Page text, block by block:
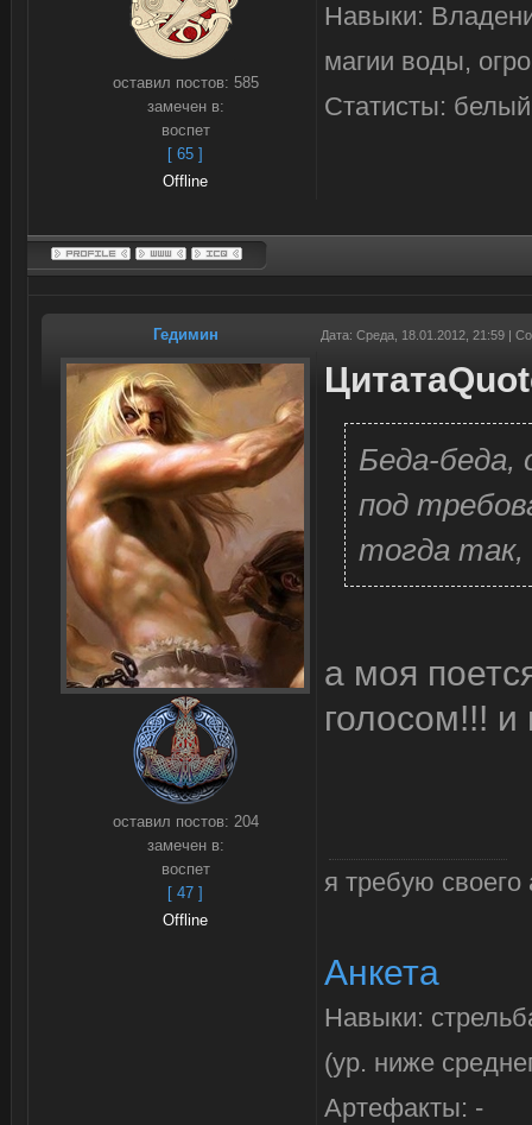
оставил постов: 585
замечен в:
воспет
[ 65 ]
Offline
Навыки:
магии воды,
Статисты:
Гедимин Дата: Среда, 18.01.2012, 21:59 |
оставил постов: 204
замечен в:
воспет
[ 47 ]
Offline
Цитата
Беда-беда,
под
тогда так,
а моя
голосом!!!
я требую своего
Анкета
Навыки:
(ур. ниже
Артефакты: -